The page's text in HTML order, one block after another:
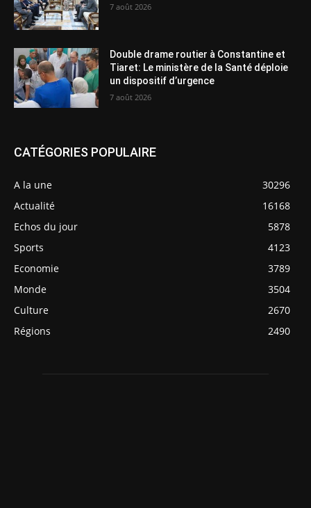
7 août 2026
Double drame routier à Constantine et
Tiaret: Le ministère de la Santé déploie
un dispositif d’urgence
7 août 2026
CATÉGORIES POPULAIRE
A la une
30296
Actualité
16168
Echos du jour
5878
Sports
4123
Economie
3789
Monde
3504
Culture
2670
Régions
2490